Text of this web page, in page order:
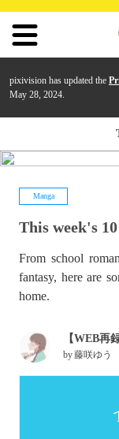
pixivision has updated the
May 28, 2024.
Manga
This week's
From school
fantasy, here are
home.
【WEB再
by藤咲ゆう